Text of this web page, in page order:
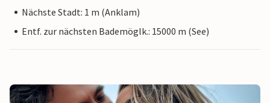
Nächste Stadt: 1 m (Anklam)
Entf. zur nächsten Bademöglk.: 15000 m (See)